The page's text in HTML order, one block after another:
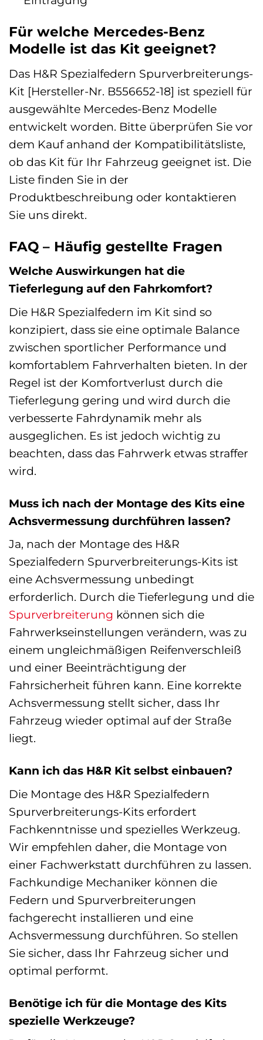
Für welche Mercedes-Benz
Modelle ist das Kit geeignet?
Das H&R Spezialfedern Spurverbreiterungs-
Kit [Hersteller-Nr. B556652-18] ist speziell für
ausgewählte Mercedes-Benz Modelle
entwickelt worden. Bitte überprüfen Sie vor
dem Kauf anhand der Kompatibilitätsliste,
ob das Kit für Ihr Fahrzeug geeignet ist. Die
Liste finden Sie in der
Produktbeschreibung oder kontaktieren
Sie uns direkt.
FAQ – Häufig gestellte Fragen
Welche Auswirkungen hat die
Tieferlegung auf den Fahrkomfort?
Die H&R Spezialfedern im Kit sind so
konzipiert, dass sie eine optimale Balance
zwischen sportlicher Performance und
komfortablem Fahrverhalten bieten. In der
Regel ist der Komfortverlust durch die
Tieferlegung gering und wird durch die
verbesserte Fahrdynamik mehr als
ausgeglichen. Es ist jedoch wichtig zu
beachten, dass das Fahrwerk etwas straffer
wird.
Muss ich nach der Montage des Kits eine
Achsvermessung durchführen lassen?
Ja, nach der Montage des H&R
Spezialfedern Spurverbreiterungs-Kits ist
eine Achsvermessung unbedingt
erforderlich. Durch die Tieferlegung und die
Spurverbreiterung können sich die
Fahrwerkseinstellungen verändern, was zu
einem ungleichmäßigen Reifenverschleiß
und einer Beeinträchtigung der
Fahrsicherheit führen kann. Eine korrekte
Achsvermessung stellt sicher, dass Ihr
Fahrzeug wieder optimal auf der Straße
liegt.
Kann ich das H&R Kit selbst einbauen?
Die Montage des H&R Spezialfedern
Spurverbreiterungs-Kits erfordert
Fachkenntnisse und spezielles Werkzeug.
Wir empfehlen daher, die Montage von
einer Fachwerkstatt durchführen zu lassen.
Fachkundige Mechaniker können die
Federn und Spurverbreiterungen
fachgerecht installieren und eine
Achsvermessung durchführen. So stellen
Sie sicher, dass Ihr Fahrzeug sicher und
optimal performt.
Benötige ich für die Montage des Kits
spezielle Werkzeuge?